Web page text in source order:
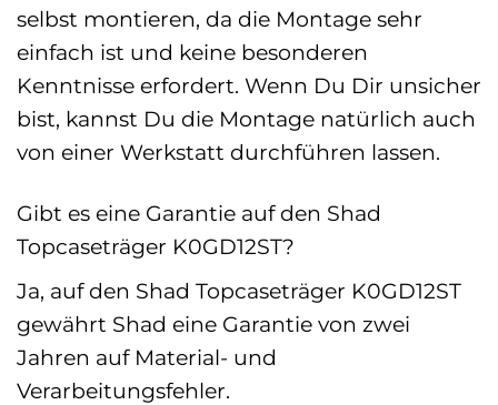
selbst montieren, da die Montage sehr
einfach ist und keine besonderen
Kenntnisse erfordert. Wenn Du Dir unsicher
bist, kannst Du die Montage natürlich auch
von einer Werkstatt durchführen lassen.
Gibt es eine Garantie auf den Shad
Topcaseträger K0GD12ST?
Ja, auf den Shad Topcaseträger K0GD12ST
gewährt Shad eine Garantie von zwei
Jahren auf Material- und
Verarbeitungsfehler.